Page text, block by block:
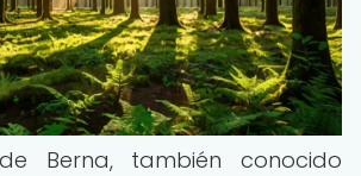
Berna, también conocido